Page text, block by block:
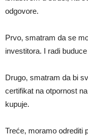
odgovore.
Prvo, smatram da se
investitora. I radi
Drugo, smatram da bi
certifikat na otpornost
kupuje.
Treće, moramo odrediti